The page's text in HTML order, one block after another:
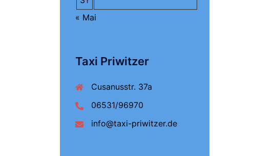
« Mai
Taxi Priwitzer
Cusanusstr. 37a
06531/96970
info@taxi-priwitzer.de